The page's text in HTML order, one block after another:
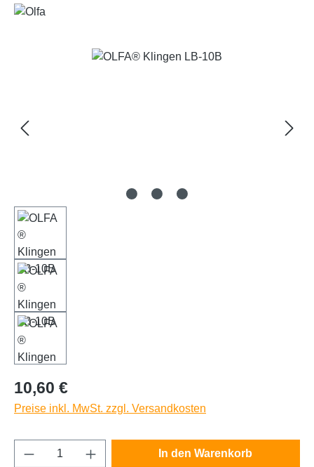
Bildergalerie überspringen
Regulärer Preis:
10,60 €
Preise inkl. MwSt. zzgl. Versandkosten
Produkt Anzahl: Gib den gewünschten
In den Warenkorb